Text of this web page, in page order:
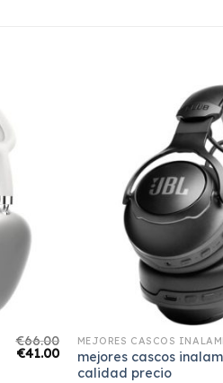
€66.00
€41.00
mejores cascos
calidad precio